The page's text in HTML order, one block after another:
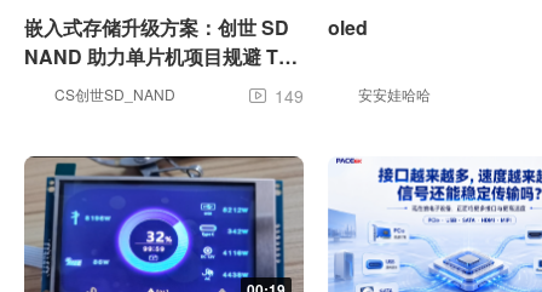
嵌入式存储升级方案：创世 SD
NAND 助力单片机项目规避 TF
卡、SPI Flash 稳定性隐患
CS创世SD_NAND  149
oled
安安娃哈哈